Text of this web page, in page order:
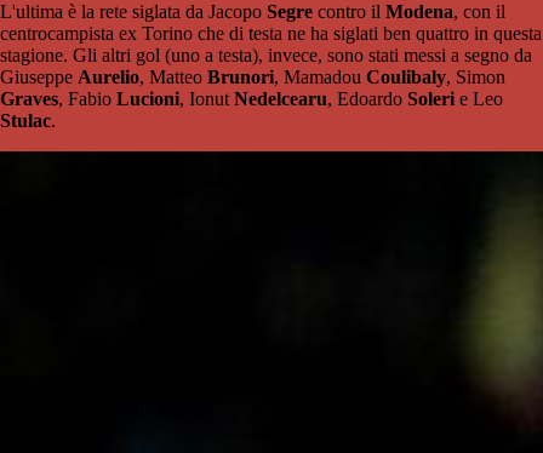
L'ultima è la rete siglata da Jacopo Segre contro il Modena, con il
centrocampista ex Torino che di testa ne ha siglati ben quattro in questa
stagione. Gli altri gol (uno a testa), invece, sono stati messi a segno da
Giuseppe Aurelio, Matteo Brunori, Mamadou Coulibaly, Simon
Graves, Fabio Lucioni, IonutNedelcearu, Edoardo Soleri e Leo
Stulac.